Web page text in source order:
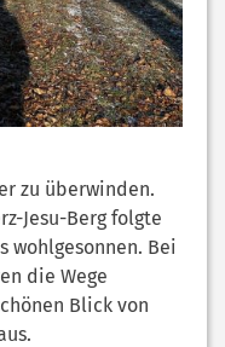
zu überwinden.
Jesu-Berg folgte
wohlgesonnen. Bei
die Wege
Blick von